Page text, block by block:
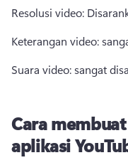
Resolusi video:
Keterangan video:
Suara video: sangat
Cara
aplikasi